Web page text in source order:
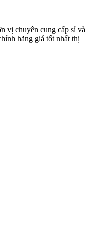
vị chuyên cung cấp sỉ và
hãng giá tốt nhất thị